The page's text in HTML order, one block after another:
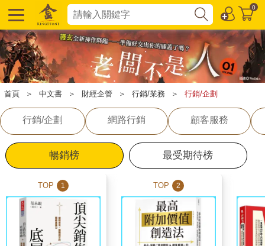
0
首頁 ＞ 中文書 ＞ 財經企管 ＞ 行銷/業務 ＞ 行銷/企劃
行銷/企劃 網路行銷 顧客服務
暢銷榜 最受期待榜
TOP 1 TOP 2